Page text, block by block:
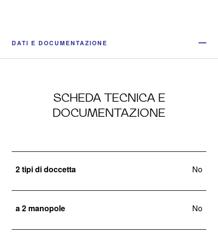
DATI E DOCUMENTAZIONE
SCHEDA TECNICA E
DOCUMENTAZIONE
2 tipi di doccetta No
a 2 manopole No